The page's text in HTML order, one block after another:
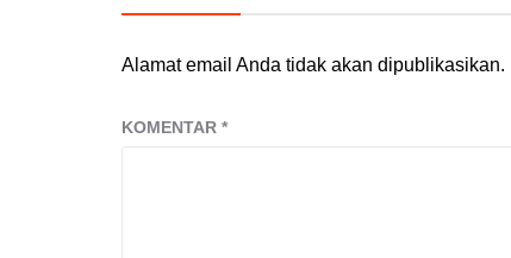
Alamat email Anda tidak akan dipublikasikan.
KOMENTAR *